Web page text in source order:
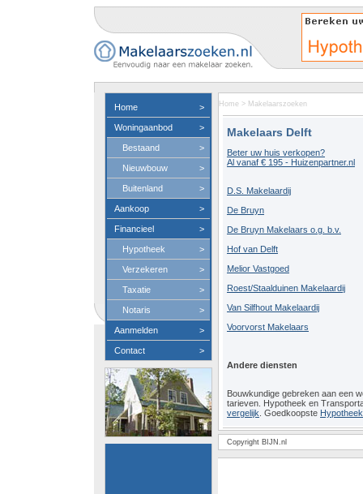
Home >
Woningaanbod >
Bestaand >
Nieuwbouw >
Buitenland >
Aankoop >
Financieel >
Hypotheek >
Verzekeren >
Taxatie >
Notaris >
Aanmelden >
Contact >
Home > Makelaarszoeken
Makelaars Delft
Beter uw huis verkopen?
Al vanaf € 195 - Huizenpartner.nl
D.S. Makelaardij
De Bruyn
De Bruyn Makelaars o.g. b.v.
Hof van Delft
Melior Vastgoed
Roest/Staalduinen Makelaardij
Van Silfhout Makelaardij
Voorvorst Makelaars
Andere diensten
Bouwkundige gebreken aan een
tarieven. Hypotheek en
vergelijk . Goedkoopste
Copyright BIJN.nl